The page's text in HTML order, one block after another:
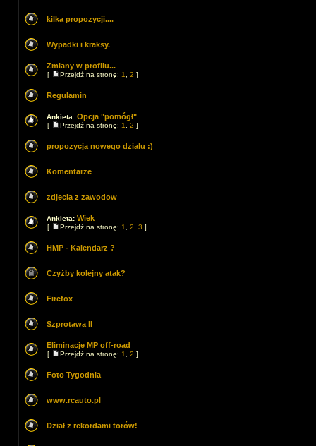
kilka propozycji....
Wypadki i kraksy.
Zmiany w profilu...
[ Przejdź na stronę: 1 2 ]
Regulamin
Ankieta: Opcja "pomógł"
[ Przejdź na stronę: 1 2 ]
propozycja nowego dzialu :)
Komentarze
zdjecia z zawodow
Ankieta: Wiek
[ Przejdź na stronę: 1 2 3 ]
HMP - Kalendarz ?
Czyżby kolejny atak?
Firefox
Szprotawa II
Eliminacje MP off-road
[ Przejdź na stronę: 1 2 ]
Foto Tygodnia
www.rcauto.pl
Dział z rekordami torów!